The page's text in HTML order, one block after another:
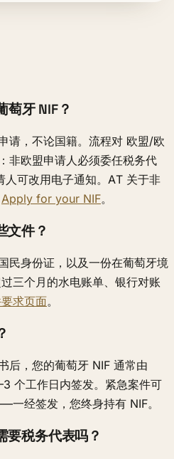
萄牙 NIF？
请，不论国籍。流程对 欧盟/欧
非欧盟申请人必须委任税务代
可改用电子通知。AT 关于非
Apply for your NIF。
文件？
民身份证，以及一份在葡萄牙境
三个月的水电账单、银行对账
求页面。
后，您的葡萄牙 NIF 通常由
个工作日内签发。紧急案件可
经签发，您终身持有 NIF。
要税务代表吗？